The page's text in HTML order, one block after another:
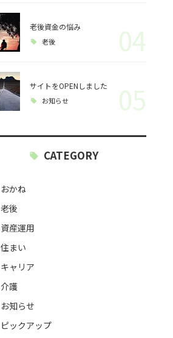
老後資金の悩み
老後 04
サイトをOPENしました
お知らせ 05
CATEGORY
おかね
老後
資産運用
住まい
キャリア
介護
お知らせ
ピックアップ